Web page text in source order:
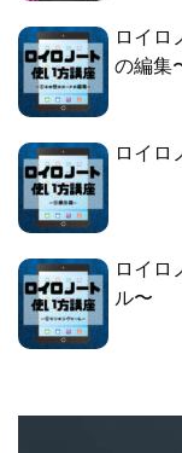
ロイロ
の編集
ロイロ
ロイロ
ル〜